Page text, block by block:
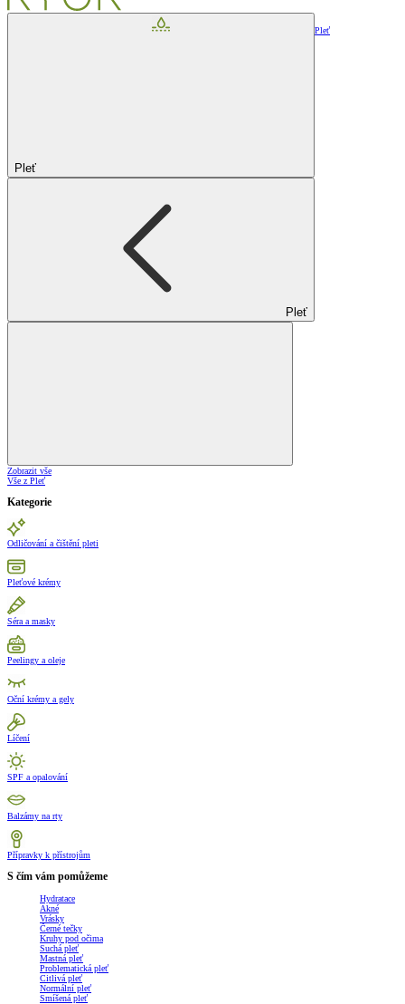
Pleť
Pleť
Pleť
Zobrazit vše
Vše z Pleť
Kategorie
Odličování a čištění pleti
Pleťové krémy
Séra a masky
Peelingy a oleje
Oční krémy a gely
Líčení
SPF a opalování
Balzámy na rty
Přípravky k přístrojům
S čím vám pomůžeme
Hydratace
Akné
Vrásky
Černé tečky
Kruhy pod očima
Suchá pleť
Mastná pleť
Problematická pleť
Citlivá pleť
Normální pleť
Smíšená pleť